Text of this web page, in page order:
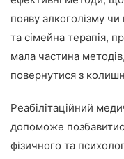
появу алкоголізму чи
та сімейна терапія,
мала частина
повернутися з
Реабілітаційний
допоможе
фізичного та